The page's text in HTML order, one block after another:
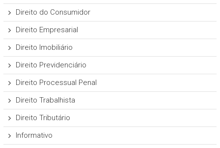
Direito do Consumidor
Direito Empresarial
Direito Imobiliário
Direito Previdenciário
Direito Processual Penal
Direito Trabalhista
Direito Tributário
Informativo